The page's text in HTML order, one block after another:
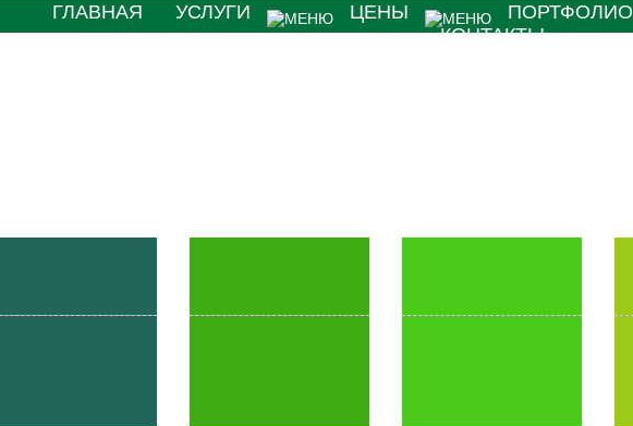
ГЛАВНАЯ УСЛУГИ ЦЕНЫ ПОРТФОЛИО
КОНТАКТЫ